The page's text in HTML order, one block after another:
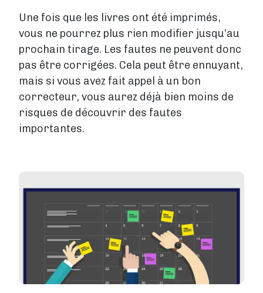
Une fois que les livres ont été imprimés,
vous ne pourrez plus rien modifier jusqu’au
prochain tirage. Les fautes ne peuvent donc
pas être corrigées. Cela peut être ennuyant,
mais si vous avez fait appel à un bon
correcteur, vous aurez déjà bien moins de
risques de découvrir des fautes
importantes.